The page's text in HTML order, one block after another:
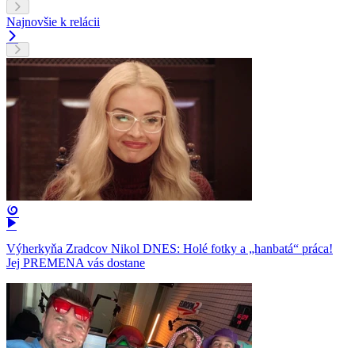
Najnovšie k relácii
Výherkyňa Zradcov Nikol DNES: Holé fotky a „hanbatá“ práca!
Jej PREMENA vás dostane